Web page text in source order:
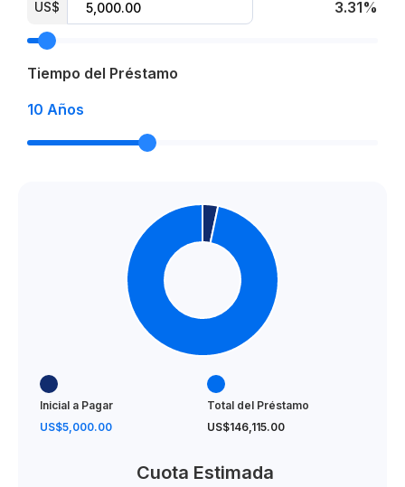
US$ 3.31%
Tiempo del Préstamo
10 Años
Inicial a Pagar
US$5,000.00
Total del Préstamo
US$146,115.00
Cuota Estimada